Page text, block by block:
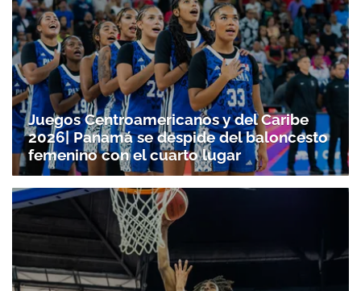
Juegos Centroamericanos y del Caribe
2026| Panamá se despide del baloncesto
femenino con el cuarto lugar